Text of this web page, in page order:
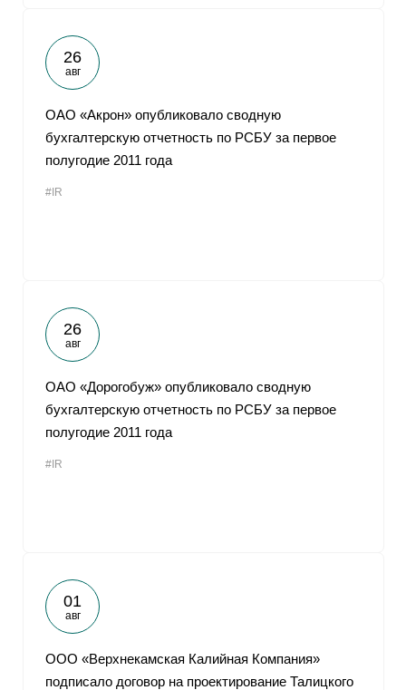
26
авг
ОАО «Акрон» опубликовало сводную
бухгалтерскую отчетность по РСБУ за первое
полугодие 2011 года
#IR
26
авг
ОАО «Дорогобуж» опубликовало сводную
бухгалтерскую отчетность по РСБУ за первое
полугодие 2011 года
#IR
01
авг
ООО «Верхнекамская Калийная Компания»
подписало договор на проектирование Талицкого